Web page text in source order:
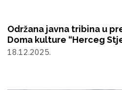
Održana javna tribina u
Doma kulture “Herceg
18.12.2025.